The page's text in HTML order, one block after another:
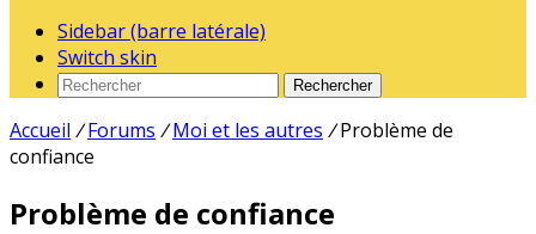
Sidebar (barre latérale)
Switch skin
Rechercher
Accueil / Forums / Moi et les autres / Problème de
confiance
Problème de confiance